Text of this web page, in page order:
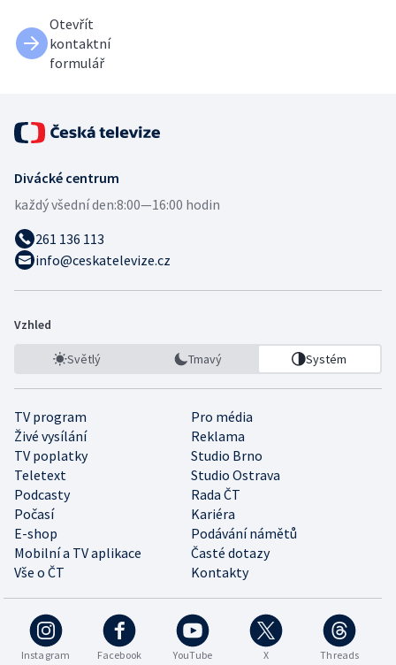
Otevřít
kontaktní
formulář
Divácké centrum
každý všední den:8:00—16:00 hodin
261 136 113
info@ceskatelevize.cz
Vzhled
Světlý Tmavý Systém
TV program
Pro média
Živé vysílání
Reklama
TV poplatky
Studio Brno
Teletext
Studio Ostrava
Podcasty
Rada ČT
Počasí
Kariéra
E-shop
Podávání námětů
Mobilní a TV aplikace
Časté dotazy
Vše o ČT
Kontakty
Instagram Facebook YouTube X Threads